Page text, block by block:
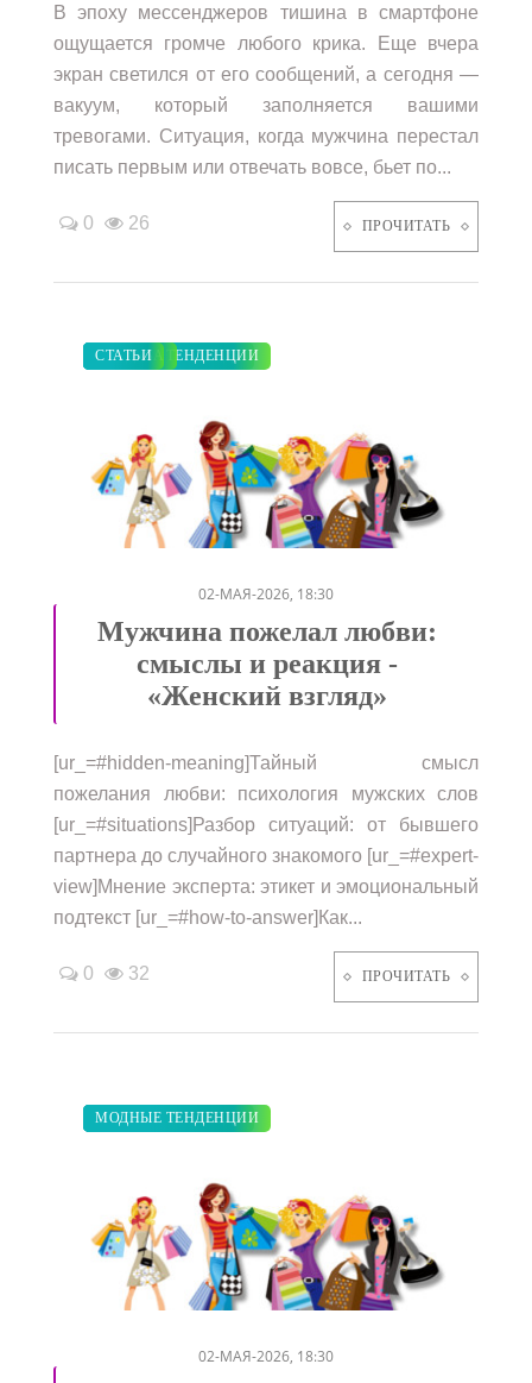
В эпоху мессенджеров тишина в смартфоне
ощущается громче любого крика. Еще вчера
экран светился от его сообщений, а сегодня —
вакуум, который заполняется вашими
тревогами. Ситуация, когда мужчина перестал
писать первым или отвечать вовсе, бьет по...
0 26 ПРОЧИТАТЬ
ДИЕТА
ЗАКУПКИ ПО МОДЕ
ПОКАЗЫ
МОДНЫЕ ТЕНДЕНЦИИ
СВАДЬБА
СТАТЬИ
02-МАЯ-2026, 18:30
Мужчина пожелал любви:
смыслы и реакция -
«Женский взгляд»
[ur_=#hidden-meaning]Тайный смысл
пожелания любви: психология мужских слов
[ur_=#situations]Разбор ситуаций: от бывшего
партнера до случайного знакомого [ur_=#expert-
view]Мнение эксперта: этикет и эмоциональный
подтекст [ur_=#how-to-answer]Как...
0 32 ПРОЧИТАТЬ
ЗАКУПКИ ПО МОДЕ
СВАДЬБА
ДИЕТА
ПОКАЗЫ
МОДНЫЕ ТЕНДЕНЦИИ
02-МАЯ-2026, 18:30